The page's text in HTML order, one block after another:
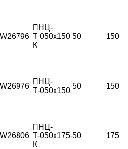
W26796
ПНЦ-
Т-050х150-
К
50 150
W26976
ПНЦ-
Т-050х150
50 150
W26806
ПНЦ-
Т-050х175-
К
50 175